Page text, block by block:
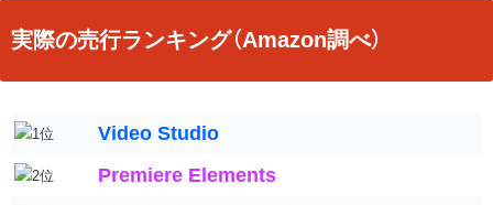
実際の売行ランキング（Amazon調べ）
Video Studio
Premiere Elements